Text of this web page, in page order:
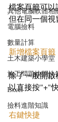
其他電腦軟體相
電腦撿料
數量計算
土木建築小學堂
施工問題快問快
Excel
撿料進階知識
檔案頁籤可以
但在同一個視
新增檔案頁籤
除了一般開
以直接按"+"
右鍵快捷